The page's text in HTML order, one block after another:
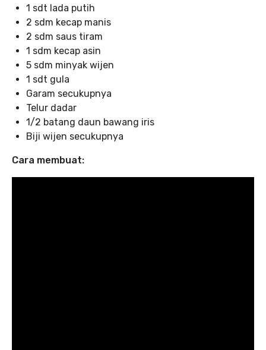
1 sdt lada putih
2 sdm kecap manis
2 sdm saus tiram
1 sdm kecap asin
5 sdm minyak wijen
1 sdt gula
Garam secukupnya
Telur dadar
1/2 batang daun bawang iris
Biji wijen secukupnya
Cara membuat: